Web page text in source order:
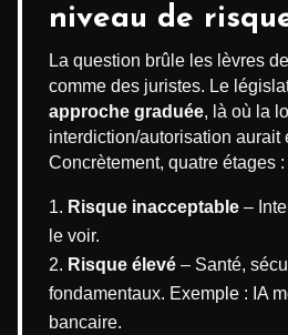
niveau de
La question brûle les lèvres
comme des juristes. Le
approche graduée, là où la
interdiction/autorisation aurait
Concrètement, quatre étages :
Risque inacceptable –
le voir.
Risque élevé – Santé,
fondamentaux. Exemple : IA
bancaire.